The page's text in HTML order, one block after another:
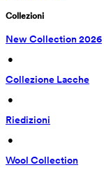
Collezioni
New Collection 2026
•
Collezione Lacche
•
Riedizioni
•
Wool Collection